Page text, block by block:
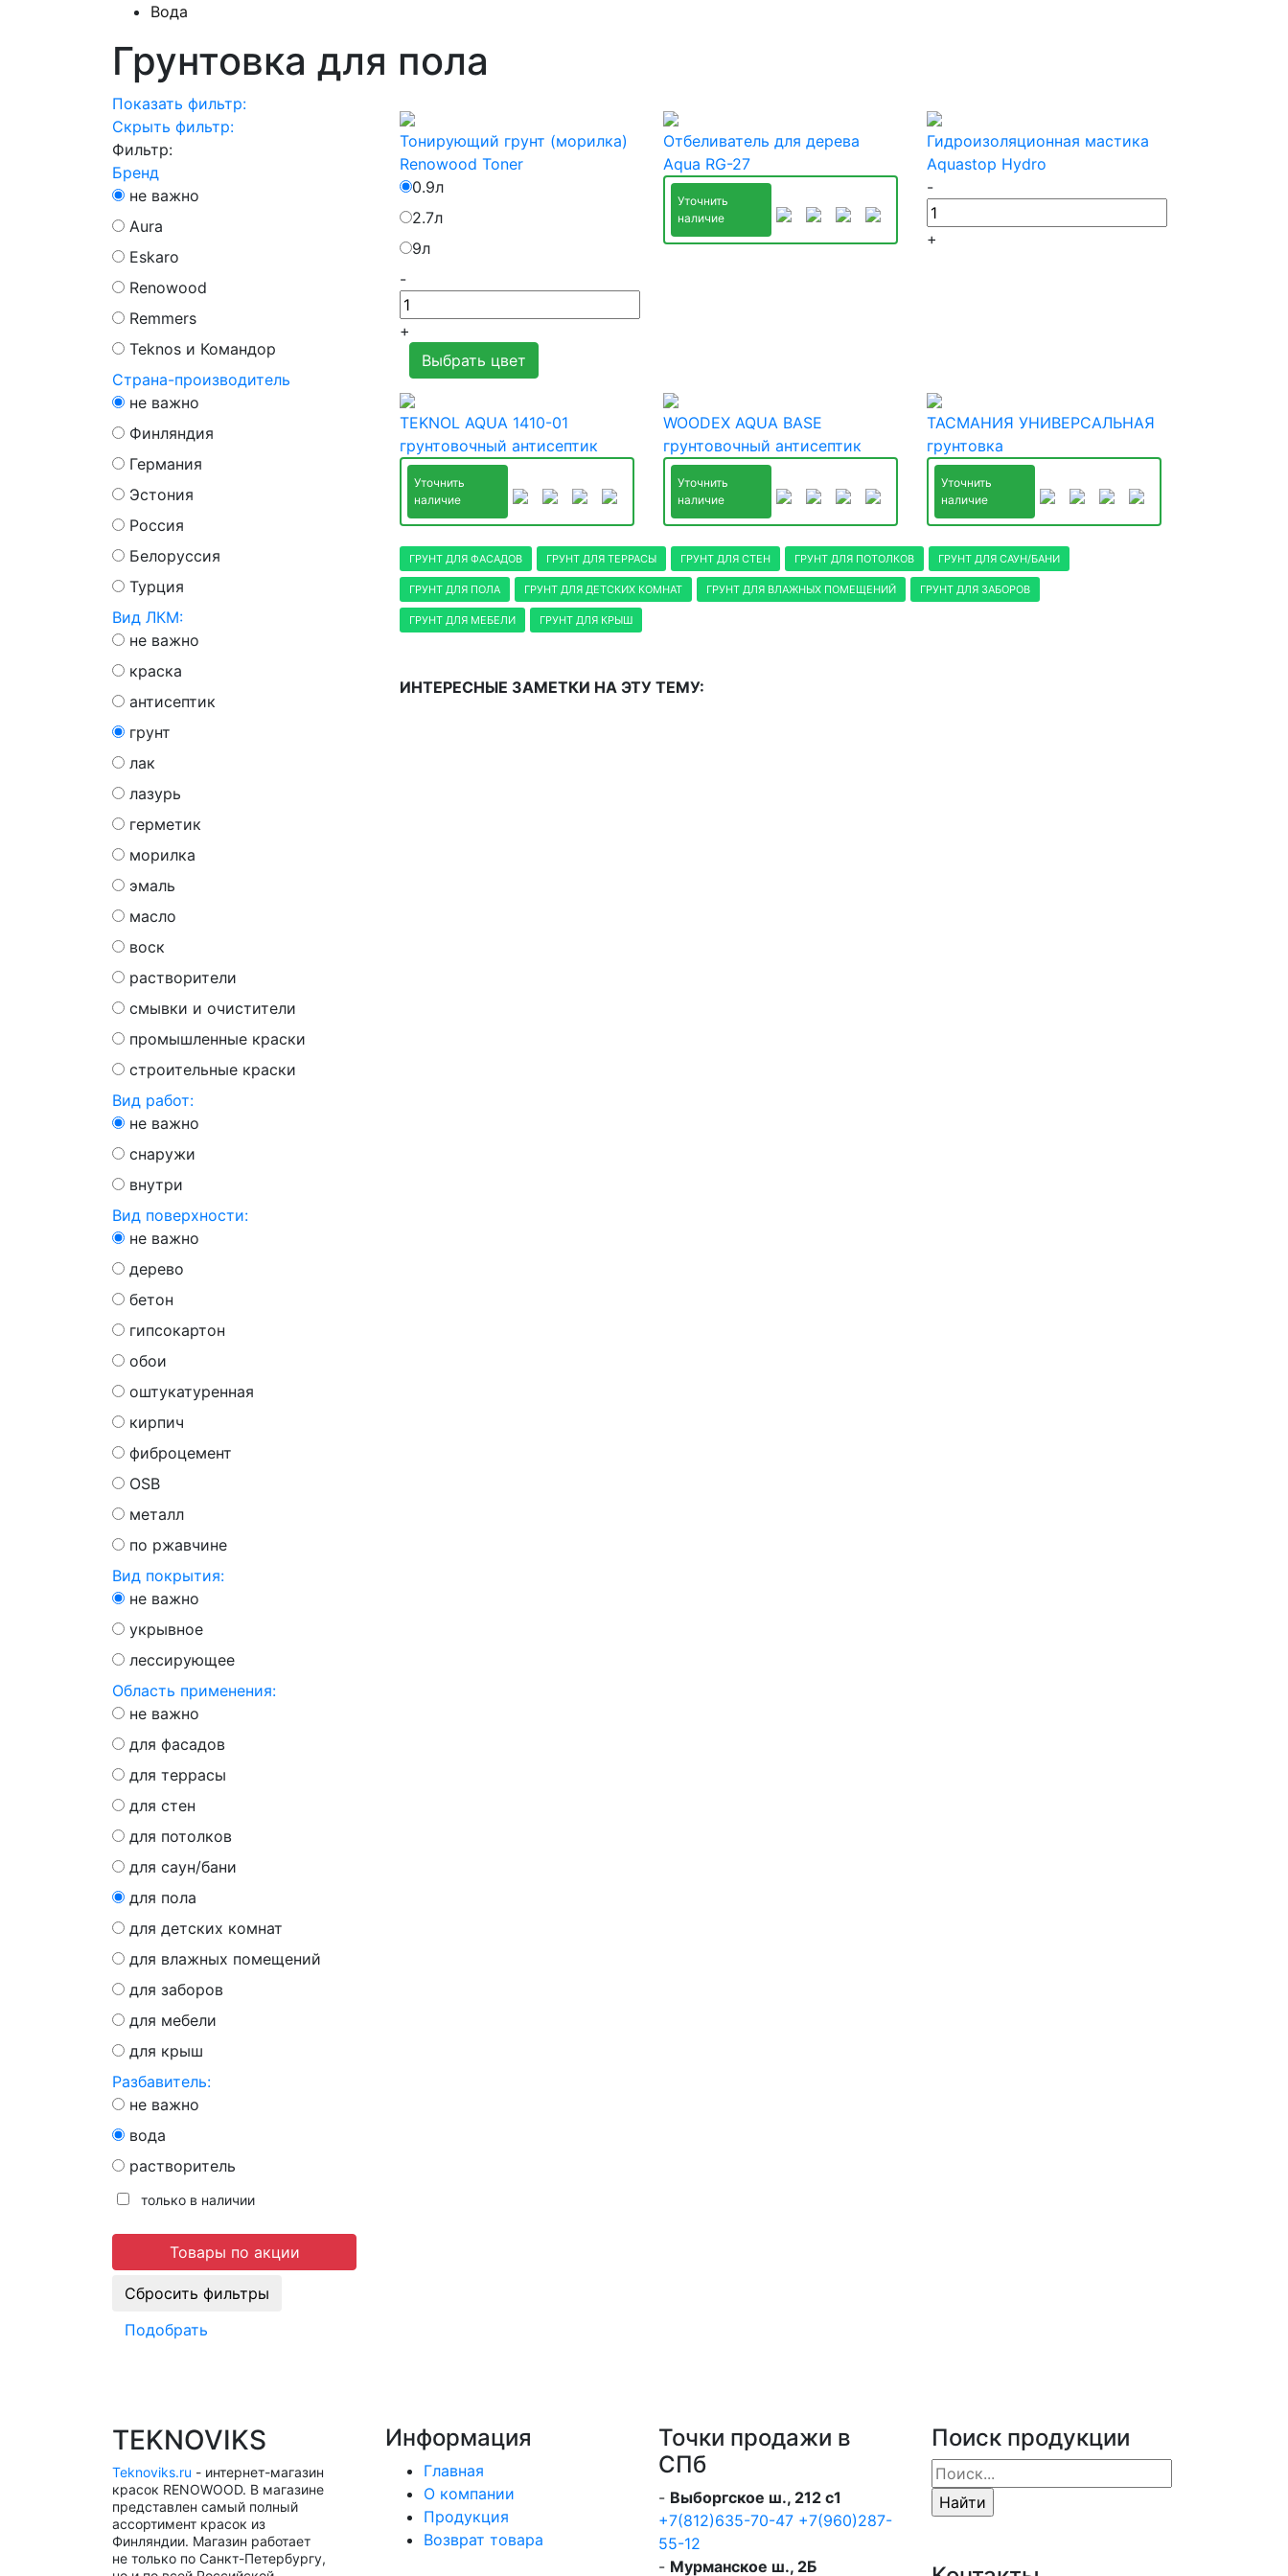
Вода
Грунтовка для пола
Показать фильтр:
Скрыть фильтр:
Фильтр:
Бренд
не важно
Aura
Eskaro
Renowood
Remmers
Teknos и Командор
Страна-производитель
не важно
Финляндия
Германия
Эстония
Россия
Белоруссия
Турция
Вид ЛКМ:
не важно
краска
антисептик
грунт
лак
лазурь
герметик
морилка
эмаль
масло
воск
растворители
смывки и очистители
промышленные краски
строительные краски
Вид работ:
не важно
снаружи
внутри
Вид поверхности:
не важно
дерево
бетон
гипсокартон
обои
оштукатуренная
кирпич
фиброцемент
OSB
металл
по ржавчине
Вид покрытия:
не важно
укрывное
лессирующее
Область применения:
не важно
для фасадов
для террасы
для стен
для потолков
для саун/бани
для пола
для детских комнат
для влажных помещений
для заборов
для мебели
для крыш
Разбавитель:
не важно
вода
растворитель
только в наличии
Товары по акции
Подобрать
Тонирующий грунт (морилка)
Renowood Toner
0.9л
2.7л
9л
-
+
Выбрать цвет
Отбеливатель для дерева
Aqua RG-27
Уточнить
наличие
Гидроизоляционная мастика
Aquastop Hydro
-
+
TEKNOL AQUA 1410-01
грунтовочный антисептик
Уточнить
наличие
WOODEX AQUA BASE
грунтовочный антисептик
Уточнить
наличие
ТАСМАНИЯ УНИВЕРСАЛЬНАЯ
грунтовка
Уточнить
наличие
ГРУНТ ДЛЯ ФАСАДОВ ГРУНТ ДЛЯ ТЕРРАСЫ ГРУНТ ДЛЯ СТЕН ГРУНТ ДЛЯ ПОТОЛКОВ ГРУНТ ДЛЯ САУН/БАНИ
ГРУНТ ДЛЯ ПОЛА ГРУНТ ДЛЯ ДЕТСКИХ КОМНАТ ГРУНТ ДЛЯ ВЛАЖНЫХ ПОМЕЩЕНИЙ ГРУНТ ДЛЯ ЗАБОРОВ
ГРУНТ ДЛЯ МЕБЕЛИ ГРУНТ ДЛЯ КРЫШ
ИНТЕРЕСНЫЕ ЗАМЕТКИ НА ЭТУ ТЕМУ:
TEKNOVIKS
Teknoviks.ru - интернет-магазин
красок RENOWOOD. В магазине
представлен самый полный
ассортимент красок из
Финляндии. Магазин работает
не только по Санкт-Петербургу,
Информация
Главная
О компании
Продукция
Возврат товара
Точки продажи в
СПб
- Выборгское ш., 212 с1
+7(812)635-70-47 +7(960)287-
55-12
- Мурманское ш., 2Б
Поиск продукции